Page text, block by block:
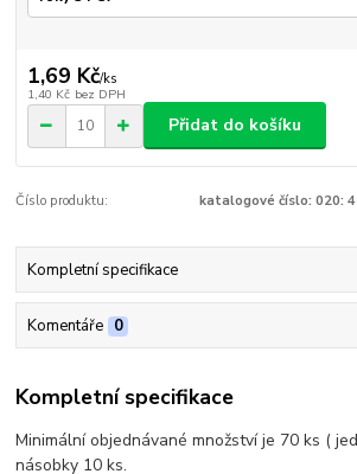
1,69 Kč/ks
1,40 Kč bez DPH
Přidat do košíku
Číslo produktu: katalogové číslo: 020: 4
Kompletní specifikace
Komentáře 0
Kompletní specifikace
Minimální objednávané množství je 70 ks (
násobky 10 ks.